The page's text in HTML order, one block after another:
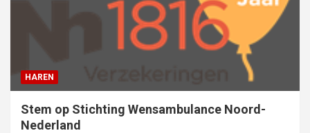
HAREN
Stem op Stichting Wensambulance Noord-
Nederland